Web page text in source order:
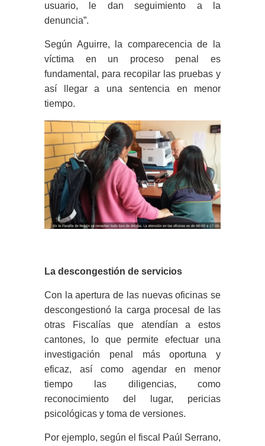
usuario, le dan seguimiento a la
denuncia”.
Según Aguirre, la comparecencia de la
víctima en un proceso penal es
fundamental, para recopilar las pruebas y
así llegar a una sentencia en menor
tiempo.
La descongestión de servicios
Con la apertura de las nuevas oficinas se
descongestionó la carga procesal de las
otras Fiscalías que atendían a estos
cantones, lo que permite efectuar una
investigación penal más oportuna y
eficaz, así como agendar en menor
tiempo las diligencias, como
reconocimiento del lugar, pericias
psicológicas y toma de versiones.
Por ejemplo, según el fiscal Paúl Serrano,